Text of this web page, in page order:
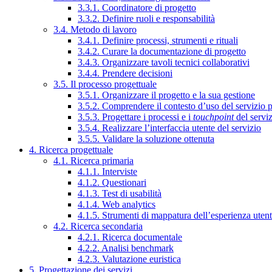
3.3.1. Coordinatore di progetto
3.3.2. Definire ruoli e responsabilità
3.4. Metodo di lavoro
3.4.1. Definire processi, strumenti e rituali
3.4.2. Curare la documentazione di progetto
3.4.3. Organizzare tavoli tecnici collaborativi
3.4.4. Prendere decisioni
3.5. Il processo progettuale
3.5.1. Organizzare il progetto e la sua gestione
3.5.2. Comprendere il contesto d’uso del servizio
3.5.3. Progettare i processi e i touchpointdel
3.5.4. Realizzare l’interfaccia utente del servizio
3.5.5. Validare la soluzione ottenuta
4. Ricerca progettuale
4.1. Ricerca primaria
4.1.1. Interviste
4.1.2. Questionari
4.1.3. Test di usabilità
4.1.4. Web analytics
4.1.5. Strumenti di mappatura dell’esperienza
4.2. Ricerca secondaria
4.2.1. Ricerca documentale
4.2.2. Analisi benchmark
4.2.3. Valutazione euristica
5. Progettazione dei servizi